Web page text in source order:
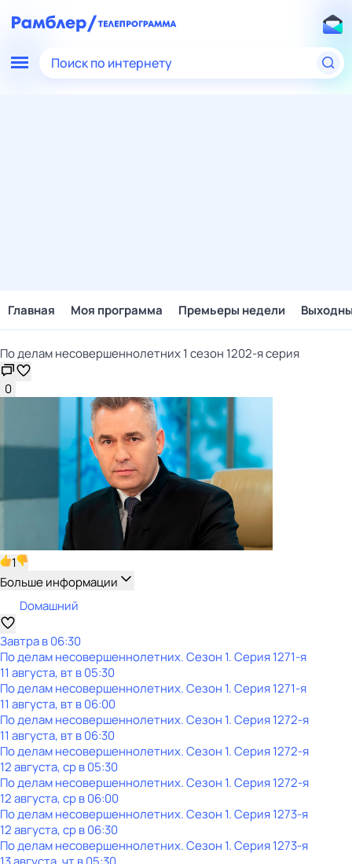
Поиск по интернету
Главная Моя программа Премьеры недели
По делам несовершеннолетних 1 сезон 1202-я серия
0
1
Больше информации
Dомашний
Завтра в 06:30
По делам несовершеннолетних. Сезон 1. Серия 1271-я
11 августа, вт в 05:30
По делам несовершеннолетних. Сезон 1. Серия 1271-я
11 августа, вт в 06:00
По делам несовершеннолетних. Сезон 1. Серия 1272-я
11 августа, вт в 06:30
По делам несовершеннолетних. Сезон 1. Серия 1272-я
12 августа, ср в 05:30
По делам несовершеннолетних. Сезон 1. Серия 1272-я
12 августа, ср в 06:00
По делам несовершеннолетних. Сезон 1. Серия 1273-я
12 августа, ср в 06:30
По делам несовершеннолетних. Сезон 1. Серия 1273-я